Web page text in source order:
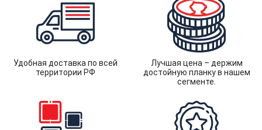
Удобная доставка по всей
территории РФ
Лучшая цена – держим
достойную планку в нашем
сегменте.